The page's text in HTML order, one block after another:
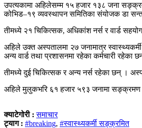
उपत्यकामा अहिलेसम्म १५ हजार १३८ जना
कोभिड–१९ व्यवस्थापन समितिका संयोजक डा
तीमध्ये २१ चिकित्सक, अधिकांश नर्स र वार्ड
अहिले उक्त अस्पतालमा २७ जनामात्र
अन्य वार्ड तथा प्रशासनमा रहेका कर्मचारी
तीमध्ये दुई चिकित्सक र अन्य नर्स रहेका छन् ।
अहिले मुलुकभरि ६१ हजार ५९३ जनामा
क्याटेगोरी :समाचार
ट्याग : #breaking, #स्वास्थ्यकर्मी सङ्क्रमित